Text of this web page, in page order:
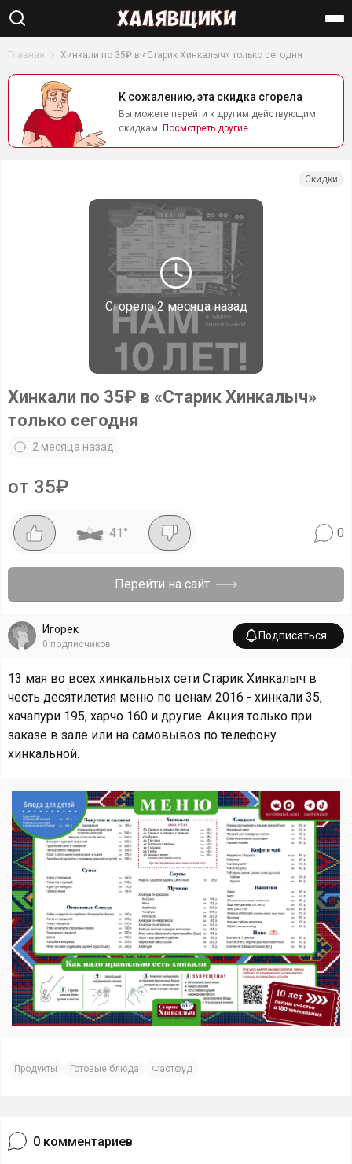
Найти
Главная Хинкали по 35₽ в «Старик Хинкалыч» только сегодня
К сожалению, эта скидка сгорела
Вы можете перейти к другим действующим
скидкам. Посмотреть другие
Сгорело2 месяца назад
Скидки
Хинкали по 35₽ в «Старик Хинкалыч»
только сегодня
2 месяца назад
от 35₽
41 ° 0
Перейти на сайт
Игорек
0 подписчиков
Подписаться
13 мая во всех хинкальных сети Старик Хинкалыч в
честь десятилетия меню по ценам 2016 - хинкали 35,
хачапури 195, харчо 160 и другие. Акция только при
заказе в зале или на самовывоз по телефону
хинкальной.
Продукты Готовые блюда Фастфуд
0 комментариев